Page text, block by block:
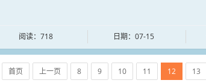
阅读：718 日期：07-15
首页 上一页 8 9 10 11 12 13